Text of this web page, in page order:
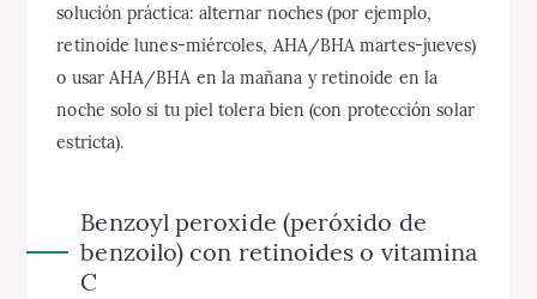
solución práctica: alternar noches (por ejemplo,
retinoide lunes-miércoles, AHA/BHA martes-jueves)
o usar AHA/BHA en la mañana y retinoide en la
noche solo si tu piel tolera bien (con protección solar
estricta).
Benzoyl peroxide (peróxido de
benzoilo) con retinoides o vitamina
C